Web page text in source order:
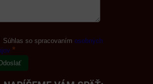
Súhlas so spracovanímosobných
*